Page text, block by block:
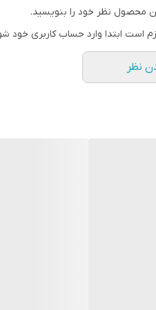
محصول نظر خود را بنویسید.
است ابتدا وارد حساب کاربری خود
نظر